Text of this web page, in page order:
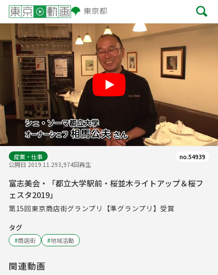
Play
産業・仕事
公開日 2019.11.293,974回再生
no.54939
富志美会・「都立大学駅前・桜並木ライトアップ＆桜フ
ェスタ2019」
第15回東京商店街グランプリ【準グランプリ】受賞
タグ
#商店街 #地域活動
関連動画